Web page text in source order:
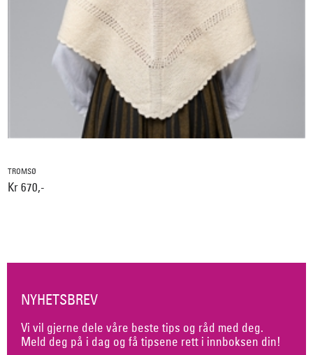
TROMSØ
Kr 670,-
NYHETSBREV
Vi vil gjerne dele våre beste tips og råd med deg.
Meld deg på i dag og få tipsene rett i innboksen din!